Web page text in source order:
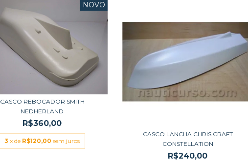
NOVO
CASCO REBOCADOR SMITH
NEDHERLAND
R$360,00
3 x de R$120,00 sem juros
CASCO LANCHA CHRIS CRAFT
CONSTELLATION
R$240,00